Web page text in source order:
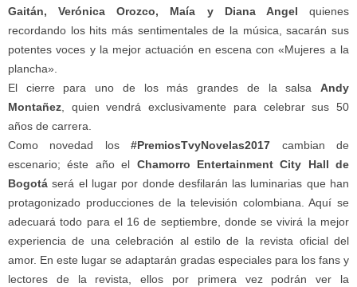
Gaitán, Verónica Orozco, Maía y Diana Angel quienes
recordando los hits más sentimentales de la música, sacarán sus
potentes voces y la mejor actuación en escena con «Mujeres a la
plancha».
El cierre para uno de los más grandes de la salsa Andy
Montañez, quien vendrá exclusivamente para celebrar sus 50
años de carrera.
Como novedad los#PremiosTvyNovelas2017 cambian de
escenario; éste año el Chamorro Entertainment City Hall de
Bogotá será el lugar por donde desfilarán las luminarias que han
protagonizado producciones de la televisión colombiana. Aquí se
adecuará todo para el 16 de septiembre, donde se vivirá la mejor
experiencia de una celebración al estilo de la revista oficial del
amor. En este lugar se adaptarán gradas especiales para los fans y
lectores de la revista, ellos por primera vez podrán ver la